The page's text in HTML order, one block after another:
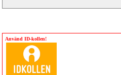
Använd ID-kollen!